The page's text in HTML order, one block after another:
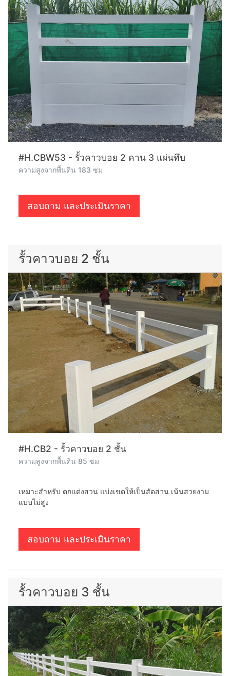
#H.CBW53 - รั้วคาวบอย 2 คาน 3 แผ่นทึบ
ความสูงจากพื้นดิน 183 ซม
สอบถาม และประเมินราคา
รั้วคาวบอย 2 ชั้น
#H.CB2 - รั้วคาวบอย 2 ชั้น
ความสูงจากพื้นดิน 85 ซม
เหมาะสำหรับ ตกแต่งสวน แบ่งเขตให้เป็นสัดส่วน เน้นสวยงาม
แบบไม่สูง
สอบถาม และประเมินราคา
รั้วคาวบอย 3 ชั้น